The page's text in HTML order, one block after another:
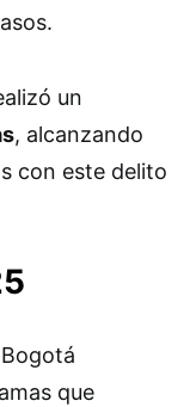
un
, alcanzando
con este delito
que